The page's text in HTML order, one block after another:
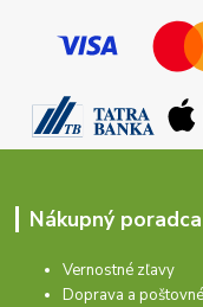
Nákupný poradca
Vernostné zľavy
Doprava a poštovné